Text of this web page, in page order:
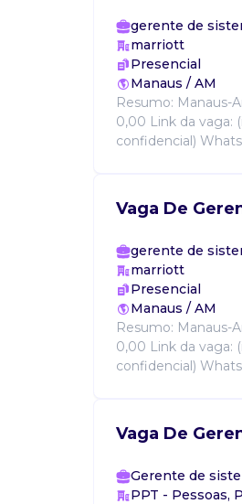
gerente de
marriott
Presencial
Manaus / AM
Resumo: Manaus-
0,00 Link da vaga:
confidencial) Whats
Vaga De
gerente de
marriott
Presencial
Manaus / AM
Resumo: Manaus-
0,00 Link da vaga:
confidencial) Whats
Vaga De
Gerente de
PPT - Pessoas,